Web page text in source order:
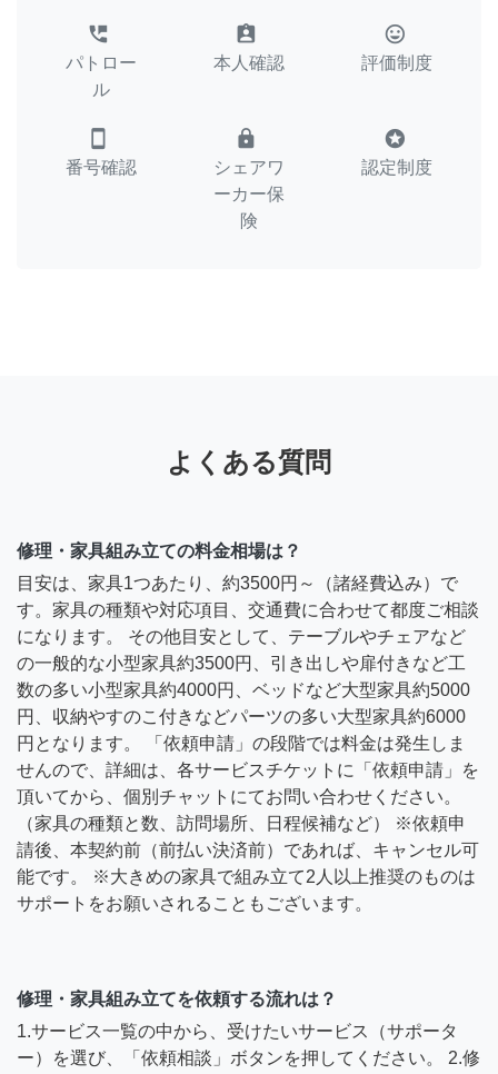
perm_phone_msg
パトロー
ル
assignment_ind
本人確認
tag_faces
評価制度
smartphone
番号確認
lock
シェアワ
ーカー保
険
stars
認定制度
よくある質問
修理・家具組み立ての料金相場は？
目安は、家具1つあたり、約3500円～（諸経費込み）で
す。家具の種類や対応項目、交通費に合わせて都度ご相談
になります。 その他目安として、テーブルやチェアなど
の一般的な小型家具約3500円、引き出しや扉付きなど工
数の多い小型家具約4000円、ベッドなど大型家具約5000
円、収納やすのこ付きなどパーツの多い大型家具約6000
円となります。 「依頼申請」の段階では料金は発生しま
せんので、詳細は、各サービスチケットに「依頼申請」を
頂いてから、個別チャットにてお問い合わせください。
（家具の種類と数、訪問場所、日程候補など） ※依頼申
請後、本契約前（前払い決済前）であれば、キャンセル可
能です。 ※大きめの家具で組み立て2人以上推奨のものは
サポートをお願いされることもございます。
修理・家具組み立てを依頼する流れは？
1.サービス一覧の中から、受けたいサービス（サポータ
ー）を選び、「依頼相談」ボタンを押してください。 2.修